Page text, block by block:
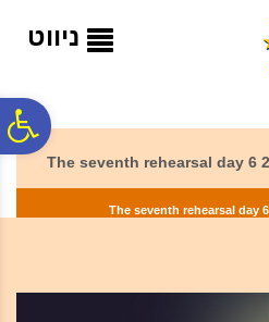
המרכזי
ניווט
יום החזרות השביעי 6 במאי 2022 The seventh rehearsal day 6